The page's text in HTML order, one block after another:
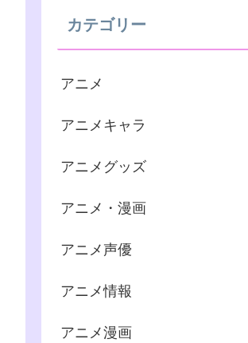
カテゴリー
アニメ
アニメキャラ
アニメグッズ
アニメ・漫画
アニメ声優
アニメ情報
アニメ漫画